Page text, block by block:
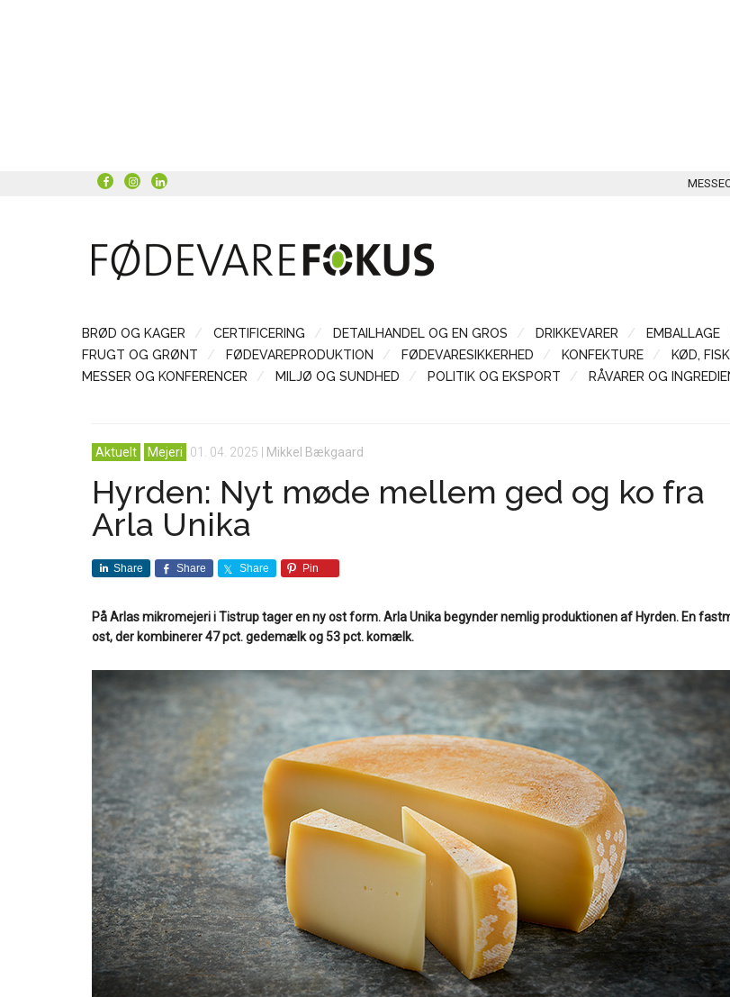
BRØD OG KAGER CERTIFICERING DETAILHANDEL OG EN GROS DRIKKEVARER EMBALLAGE
FRUGT OG GRØNT
FØDEVAREPRODUKTION FØDEVARESIKKERHED KONFEKTURE KØD,
MESSER OG KONFERENCER
MILJØ OG SUNDHED POLITIK OG EKSPORT RÅVARER OG
Aktuelt Mejeri 01. 04. 2025 Mikkel Bækgaard
Hyrden: Nyt møde mellem ged og ko fra
Arla Unika
Share Share Share Pin
På Arlas mikromejeri i Tistrup tager en ny ost form. Arla Unika begynder nemlig produktionen af Hyrden. En
ost, der kombinerer 47 pct. gedemælk og 53 pct. komælk.